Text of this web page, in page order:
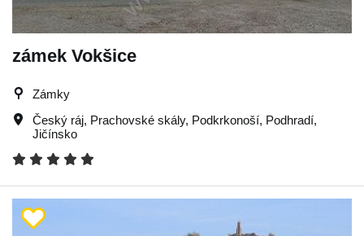
zámek Vokšice
Zámky
Český ráj, Prachovské skály, Podkrkonoší, Podhradí,
Jičínsko